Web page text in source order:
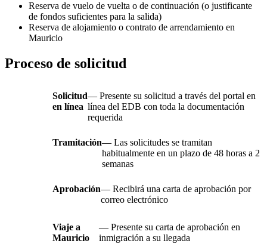
Reserva de vuelo de vuelta o de continuación (o justificante
de fondos suficientes para la salida)
Reserva de alojamiento o contrato de arrendamiento en
Mauricio
Proceso de solicitud
Solicitud
en línea
— Presente su solicitud a través del portal en
línea del EDB con toda la documentación
requerida
Tramitación— Las solicitudes se tramitan
habitualmente en un plazo de 48 horas a 2
semanas
Aprobación— Recibirá una carta de aprobación por
correo electrónico
Viaje a
Mauricio
— Presente su carta de aprobación en
inmigración a su llegada